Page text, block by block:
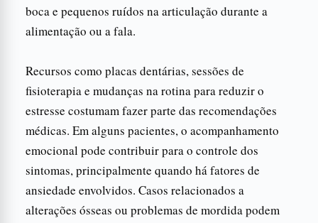
boca e pequenos ruídos na articulação durante a
alimentação ou a fala.
Recursos como placas dentárias, sessões de
fisioterapia e mudanças na rotina para reduzir o
estresse costumam fazer parte das recomendações
médicas. Em alguns pacientes, o acompanhamento
emocional pode contribuir para o controle dos
sintomas, principalmente quando há fatores de
ansiedade envolvidos. Casos relacionados a
alterações ósseas ou problemas de mordida podem